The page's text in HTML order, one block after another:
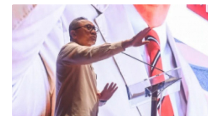
SAINS-TEKNO
KESEHATAN
INTERNASIONAL
SERBA-SERBI